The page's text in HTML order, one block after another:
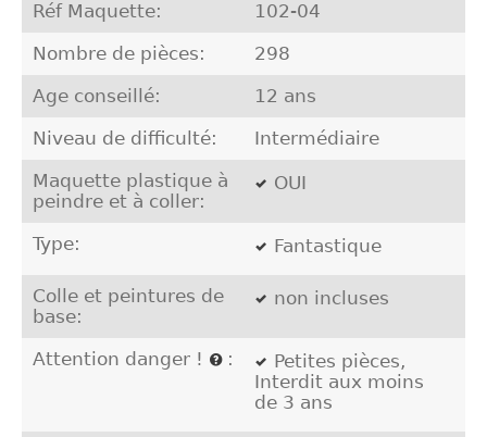
Réf Maquette: 102-04
Nombre de pièces: 298
Age conseillé: 12 ans
Niveau de difficulté: Intermédiaire
Maquette plastique à
peindre et à coller:
OUI
Type: Fantastique
Colle et peintures de
base:
non incluses
Attention danger ! :
Petites pièces,
Interdit aux moins
de 3 ans